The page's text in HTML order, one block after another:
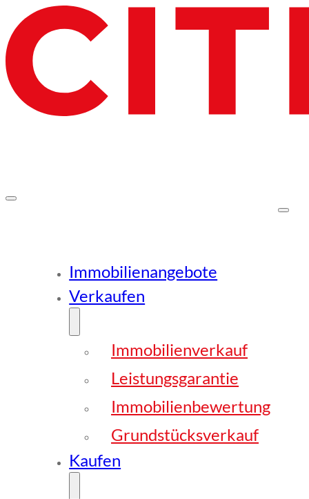
Immobilienangebote
Verkaufen
Immobilienverkauf
Leistungsgarantie
Immobilienbewertung
Grundstücksverkauf
Kaufen